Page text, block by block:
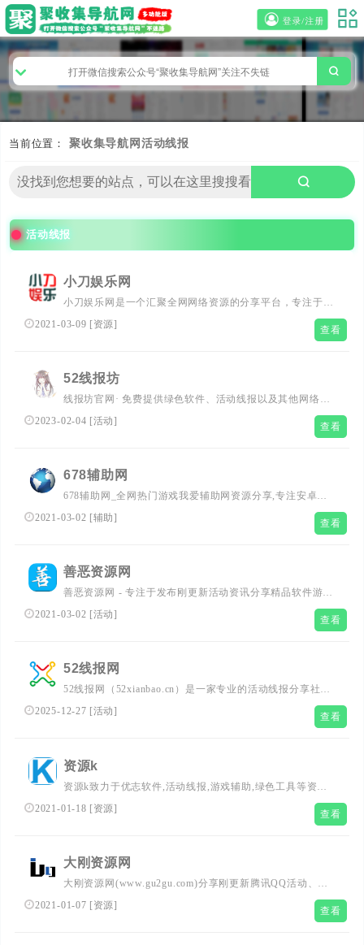
登录/注册
当前位置： 聚收集导航网 活动线报
活动线报
小刀娱乐网
小刀娱乐网是一个汇聚全网网络资源的分享平台，专注于提
供新软件、线报活动及技术教程。在这里，您将发现丰富的
资源，学习实用的技术，参与有趣的线报活动，享受一站式
2021-03-09 [资源] 查看
52线报坊
线报坊官网· 免费提供绿色软件、活动线报以及其他网络资
源，好货不私藏！52线报坊是你最终的归宿！
2023-02-04 [活动] 查看
678辅助网
678辅助网_全网热门游戏我爱辅助网资源分享,专注安卓游
戏辅助,活动线报,网络新闻，资源,大型网游经典游戏，网络
2021-03-02 [辅助] 查看
善恶资源网
善恶资源网 - 专注于发布刚更新活动资讯分享精品软件游戏
辅助；在这里您可以下载到各种日常所需要的软件，比如小
刀娱乐网、活动线报(QQ活动.游戏游戏.现金活动等)、游戏
2021-03-02 [活动] 查看
52线报网
52线报网（52xianbao.cn）是一家专业的活动线报分享社
区，实时更新全网x新优质线报。无论您在寻找免费线报、x
新优惠线报，还是详细的线报攻略，这里都能满足您的需
报服务。立即加入，开启您的专属线报之旅！
2025-12-27 [活动] 查看
资源k
资源k致力于优志软件,活动线报,游戏辅助,绿色工具等资源
共享，好货不私藏！
2021-01-18 [资源] 查看
大刚资源网
大刚资源网(www.gu2gu.com)分享刚更新腾讯QQ活动、QQ
技术、QQ业务和QQ资讯,教你薅羊毛、网赚,提供刚更新全
2021-01-07 [资源] 查看